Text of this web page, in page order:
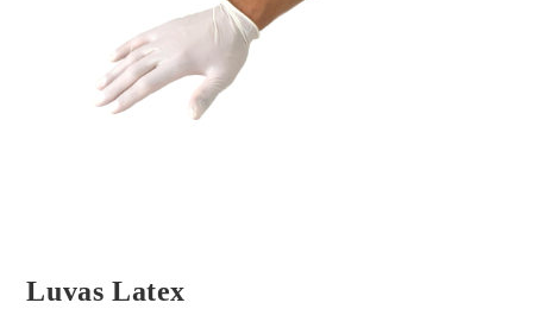
Luvas Latex